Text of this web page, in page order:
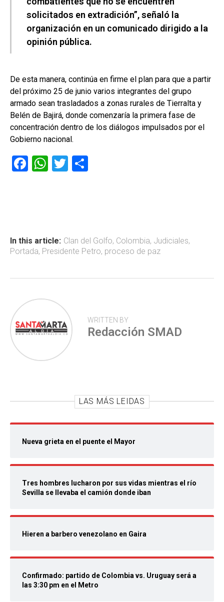
solicitados en extradición”, señaló la
organización en un comunicado dirigido a la
opinión pública.
De esta manera, continúa en firme el plan para que a partir
del próximo 25 de junio varios integrantes del grupo
armado sean trasladados a zonas rurales de Tierralta y
Belén de Bajirá, donde comenzaría la primera fase de
concentración dentro de los diálogos impulsados por el
Gobierno nacional.
F
ok
W
p
p
T
tir
In this article: Clan del Golfo, Colombia, Judiciales,
Portada, Presidente Petro, proceso de paz
WRITTEN BY
Redacción SMAD
LAS MÁS LEIDAS
Nueva grieta en el puente el Mayor
Tres hombres lucharon por sus vidas mientras el río
Sevilla se llevaba el camión donde iban
Hieren a barbero venezolano en Gaira
Confirmado: partido de Colombia vs. Uruguay será a
las 3:30 pm en el Metro